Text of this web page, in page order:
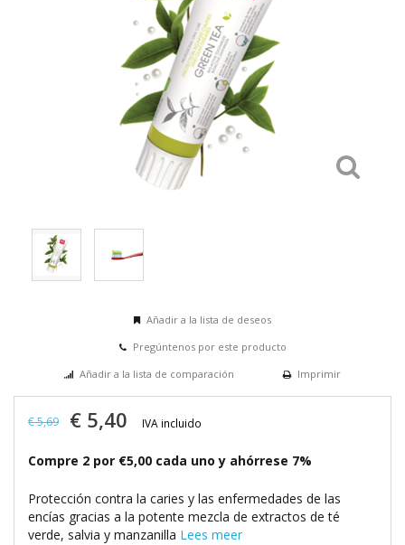
Añadir a la lista de deseos
Pregúntenos por este producto
Añadir a la lista de comparación
Imprimir
€ 5,69 € 5,40 IVA incluido
Compre 2 por €5,00 cada uno y ahórrese 7%
Protección contra la caries y las enfermedades de las
encías gracias a la potente mezcla de extractos de té
verde, salvia y manzanilla Lees meer